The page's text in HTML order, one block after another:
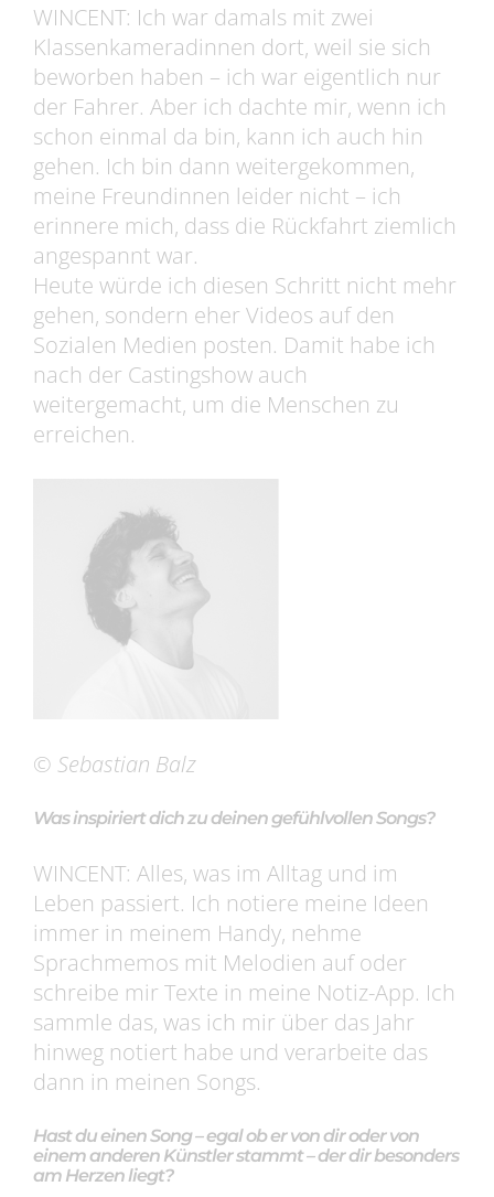
WINCENT: Ich war damals mit zwei
Klassenkameradinnen dort, weil sie sich
beworben haben – ich war eigentlich nur
der Fahrer. Aber ich dachte mir, wenn ich
schon einmal da bin, kann ich auch hin
gehen. Ich bin dann weitergekommen,
meine Freundinnen leider nicht – ich
erinnere mich, dass die Rückfahrt ziemlich
angespannt war.
Heute würde ich diesen Schritt nicht mehr
gehen, sondern eher Videos auf den
Sozialen Medien posten. Damit habe ich
nach der Castingshow auch
weitergemacht, um die Menschen zu
erreichen.
© Sebastian Balz
Was inspiriert dich zu deinen gefühlvollen Songs?
WINCENT: Alles, was im Alltag und im
Leben passiert. Ich notiere meine Ideen
immer in meinem Handy, nehme
Sprachmemos mit Melodien auf oder
schreibe mir Texte in meine Notiz-App. Ich
sammle das, was ich mir über das Jahr
hinweg notiert habe und verarbeite das
dann in meinen Songs.
Hast du einen Song – egal ob er von dir oder von
einem anderen Künstler stammt – der dir besonders
am Herzen liegt?